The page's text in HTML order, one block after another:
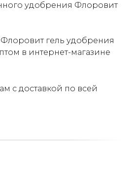
удoбрения Флоровит
гель удобрения
в интернет-магазине
с доставкой по всей